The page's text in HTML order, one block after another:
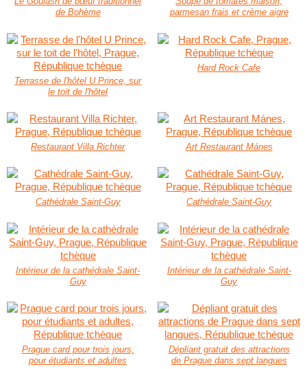
de Bohème
parmesan frais et crème aigre
Terrasse de l'hôtel U Prince, sur
le toit de l'hôtel
Hard Rock Cafe
Restaurant Villa Richter Art Restaurant Mánes
Cathédrale Saint-Guy Cathédrale Saint-Guy
Intérieur de la cathédrale Saint-
Guy
Intérieur de la cathédrale Saint-
Guy
Prague card pour trois jours,
pour étudiants et adultes
Dépliant gratuit des attractions
de Prague dans sept langues